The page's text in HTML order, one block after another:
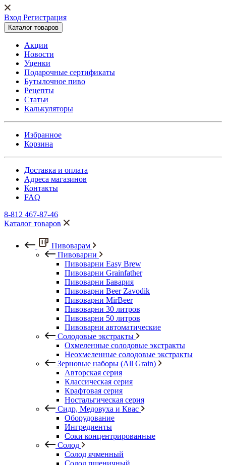
Вход Регистрация
Каталог товаров
Акции
Новости
Уценки
Подарочные сертификаты
Бутылочное пиво
Рецепты
Статьи
Калькуляторы
Избранное
Корзина
Доставка и оплата
Адреса магазинов
Контакты
FAQ
8-812 467-87-46
Каталог товаров
Пивоварам
Пивоварни
Пивоварни Easy Brew
Пивоварни Grainfather
Пивоварни Бавария
Пивоварни Beer Zavodik
Пивоварни MirBeer
Пивоварни 30 литров
Пивоварни 50 литров
Пивоварни автоматические
Солодовые экстракты
Охмеленные солодовые экстракты
Неохмеленные солодовые экстракты
Зерновые наборы (All Grain)
Авторская серия
Классическая серия
Крафтовая серия
Ностальгическая серия
Сидр, Медовуха и Квас
Оборудование
Ингредиенты
Соки концентрированные
Солод
Солод ячменный
Солод пшеничный